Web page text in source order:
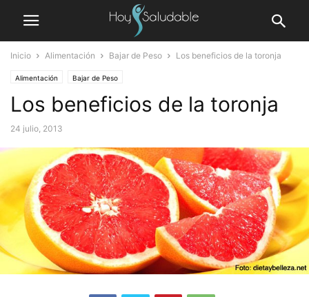
Inicio Alimentación Bajar de Peso Los beneficios de la toronja
Alimentación Bajar de Peso
Los beneficios de la toronja
24 julio, 2013